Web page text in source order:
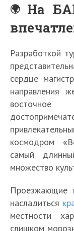
На
Разработкой
сердце
направления
космодром
самый
множество
Проезжающие
насладиться
местности
слишком